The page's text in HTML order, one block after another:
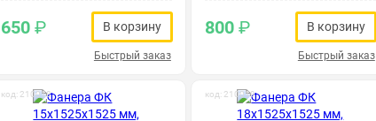
650₽ В корзину
Быстрый заказ
800₽ В корзину
Быстрый заказ
код: 210018 код: 210019